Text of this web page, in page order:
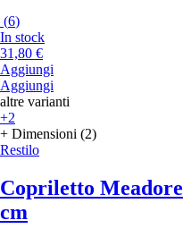
(6)
In stock
31,80 €
Aggiungi
Aggiungi
altre varianti
+2
+ Dimensioni (2)
Restilo
Copriletto Meadore
cm